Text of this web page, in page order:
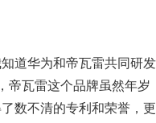
道华为和帝瓦雷共同研发
帝瓦雷这个品牌虽然年岁
数不清的专利和荣誉，更